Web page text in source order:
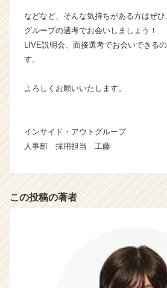
などなど、そんな気持ちがある方はぜひ
グループの選考でお会いしましょう！
LIVE説明会、面接選考でお会いできる
す。
よろしくお願いいたします。
インサイド・アウトグループ
人事部 採用担当 工藤
この投稿の著者